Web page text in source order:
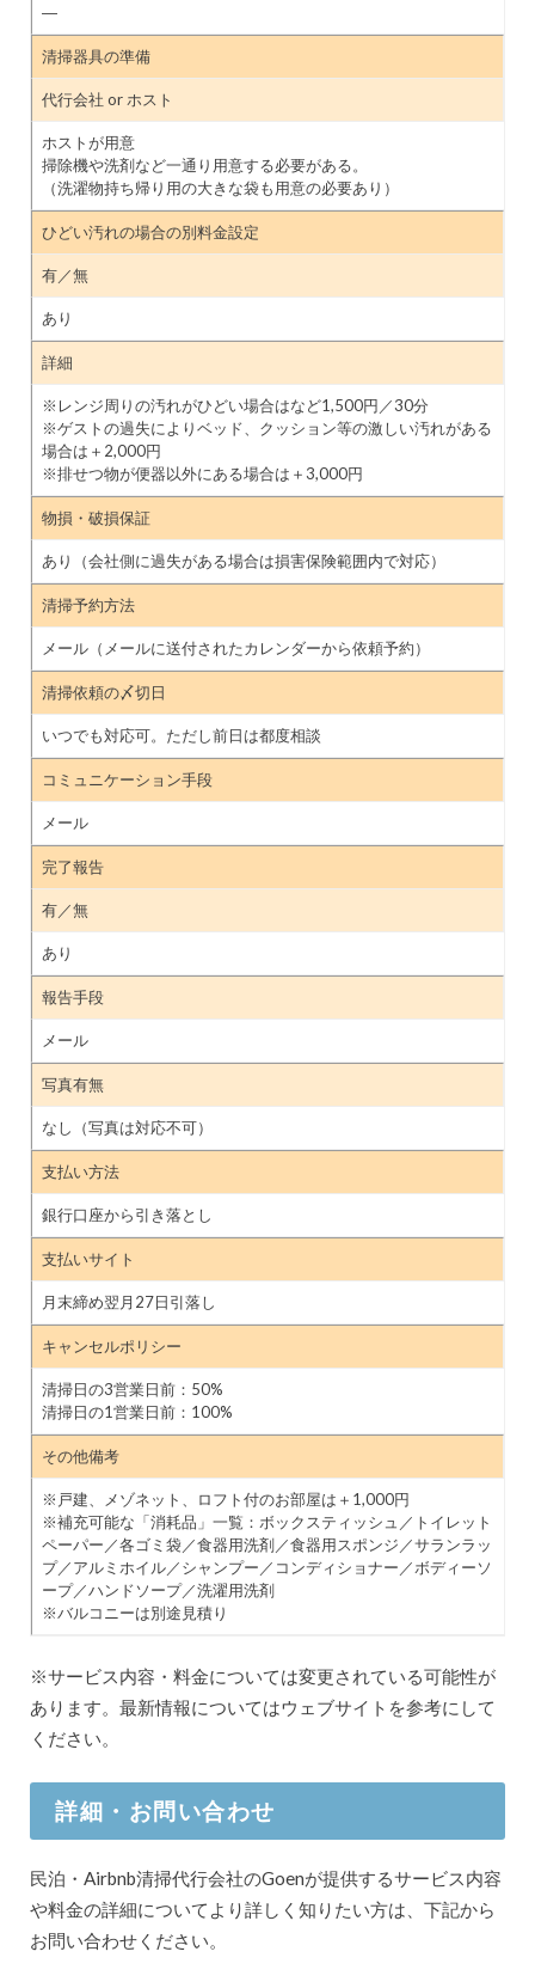
―
清掃器具の準備
代行会社 or ホスト
ホストが用意
掃除機や洗剤など一通り用意する必要がある。
（洗濯物持ち帰り用の大きな袋も用意の必要あり）
ひどい汚れの場合の別料金設定
有／無
あり
詳細
※レンジ周りの汚れがひどい場合はなど1,500円／30分
※ゲストの過失によりベッド、クッション等の激しい汚れがある
場合は＋2,000円
※排せつ物が便器以外にある場合は＋3,000円
物損・破損保証
あり（会社側に過失がある場合は損害保険範囲内で対応）
清掃予約方法
メール（メールに送付されたカレンダーから依頼予約）
清掃依頼の〆切日
いつでも対応可。ただし前日は都度相談
コミュニケーション手段
メール
完了報告
有／無
あり
報告手段
メール
写真有無
なし（写真は対応不可）
支払い方法
銀行口座から引き落とし
支払いサイト
月末締め翌月27日引落し
キャンセルポリシー
清掃日の3営業日前：50%
清掃日の1営業日前：100%
その他備考
※戸建、メゾネット、ロフト付のお部屋は＋1,000円
※補充可能な「消耗品」一覧：ボックスティッシュ／トイレット
ペーパー／各ゴミ袋／食器用洗剤／食器用スポンジ／サランラッ
プ／アルミホイル／シャンプー／コンディショナー／ボディーソ
ープ／ハンドソープ／洗濯用洗剤
※バルコニーは別途見積り
※サービス内容・料金については変更されている可能性が
あります。最新情報についてはウェブサイトを参考にして
ください。
詳細・お問い合わせ
民泊・Airbnb清掃代行会社のGoenが提供するサービス内容
や料金の詳細についてより詳しく知りたい方は、下記から
お問い合わせください。